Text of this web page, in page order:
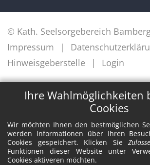
Ihre Wahlmöglichkeiten
Cookies
Wir möchten Ihnen den bestmöglichen
werden Informationen über Ihren
Cookies gespeichert. Klicken Sie
Funktionen dieser Website unter
Cookies aktiveren möchten.
© Kath. Seelsorgebereich
Impressum
Hinweisgeberstelle
Login